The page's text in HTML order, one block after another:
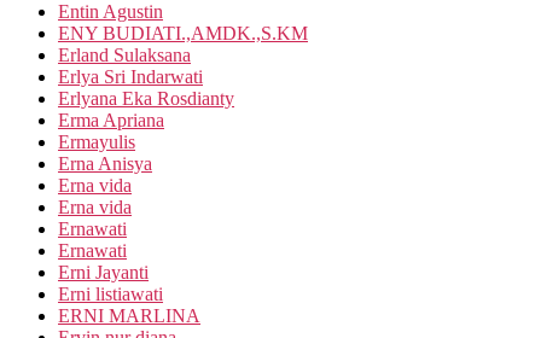
Entin Agustin
ENY BUDIATI.,AMDK.,S.KM
Erland Sulaksana
Erlya Sri Indarwati
Erlyana Eka Rosdianty
Erma Apriana
Ermayulis
Erna Anisya
Erna vida
Erna vida
Ernawati
Ernawati
Erni Jayanti
Erni listiawati
ERNI MARLINA